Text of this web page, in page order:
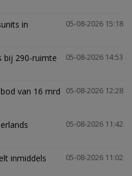
05-08-2026 15:18
in
05-08-2026 14:53
bij 290-ruimte
05-08-2026 12:28
van 16 mrd
05-08-2026 11:42
05-08-2026 11:02
inmiddels